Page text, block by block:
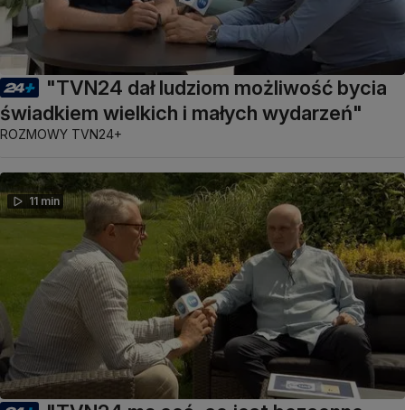
"TVN24 dał ludziom możliwość bycia
świadkiem wielkich i małych wydarzeń"
ROZMOWY TVN24+
11 min